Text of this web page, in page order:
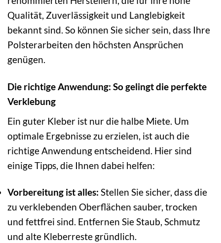
Qualität, Zuverlässigkeit und Langlebigkeit
bekannt sind. So können Sie sicher sein, dass Ihre
Polsterarbeiten den höchsten Ansprüchen
genügen.
Die richtige Anwendung: So gelingt die perfekte
Verklebung
Ein guter Kleber ist nur die halbe Miete. Um
optimale Ergebnisse zu erzielen, ist auch die
richtige Anwendung entscheidend. Hier sind
einige Tipps, die Ihnen dabei helfen:
Vorbereitung ist alles: Stellen Sie sicher, dass die
zu verklebenden Oberflächen sauber, trocken
und fettfrei sind. Entfernen Sie Staub, Schmutz
und alte Kleberreste gründlich.